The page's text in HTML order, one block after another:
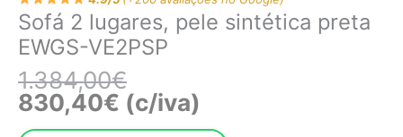
Sofá 2 lugares, pele sintética preta
EWGS-VE2PSP
1.384,00€
830,40€ (c/iva)